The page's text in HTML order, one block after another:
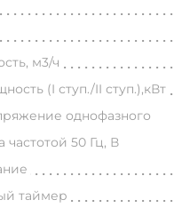
м3/ч
(I ступ./II ступ.),кВт
однофазного
частотой 50 Гц, В
таймер